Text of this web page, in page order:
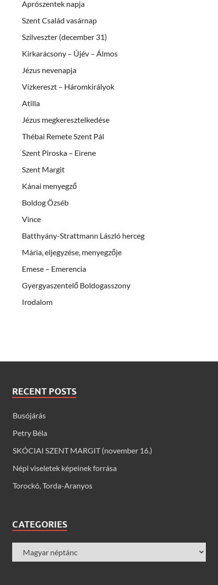
Aprószentek napja
Szent Család vasárnap
Szilveszter (december 31)
Kirkarácsony – Újév – Álmos
Jézus nevenapja
Vízkereszt – Háromkirályok
Atilla
Jézus megkeresztelkedése
Thébai Remete Szent Pál
Szent Piroska – Eirene
Szent Margit
Kánai menyegző
Boldog Özséb
Vince
Batthyány-Strattmann László herceg
Mária, eljegyzése, menyegzője
Emese – Emerencia
Gyergyaszentelő Boldogasszony
Irodalom
RECENT POSTS
Busójárás
Petry Béla
SKÓCIAI SZENT MARGIT (november 16.)
Népi viseletek képeinek forrása
Torockó, Torda-Aranyos
CATEGORIES